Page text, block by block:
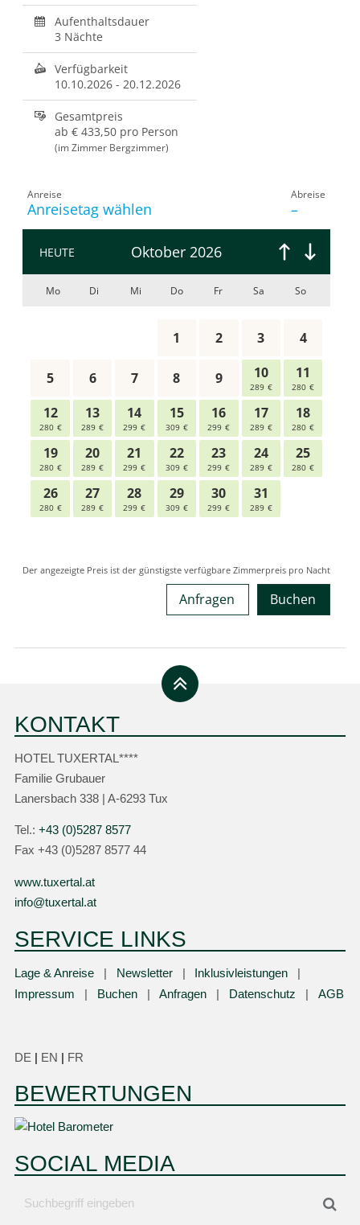
Aufenthaltsdauer
3 Nächte
Verfügbarkeit
10.10.2026 -20.12.2026
Gesamtpreis
ab€ 433,50 pro Person
(im Zimmer Bergzimmer)
Buchen
Anfragen
KONTAKT
HOTEL TUXERTAL****
Familie Grubauer
Lanersbach 338 | A-6293 Tux
Tel.:+43 (0)5287 8577
Fax +43 (0)5287 8577 44
www.tuxertal.at
info@tuxertal.at
SERVICE LINKS
Lage & Anreise Newsletter
Inklusivleistungen
Impressum
Buchen Anfragen Datenschutz AGB
DE EN FR
BEWERTUNGEN
SOCIAL MEDIA
Suchbegriff